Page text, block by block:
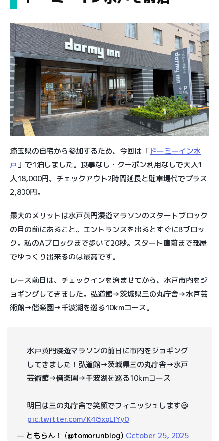
埼玉県の自宅から参加するため、今回は「 ドーミーイン水
戸 」で1泊しました。食事なし・クーポン利用なしで大人1
人18,000円、チェックアウト2時間延長と駐車場代でプラス
2,800円。
最大のメリットは水戸黄門漫遊マラソンのスタートブロック
の目の前にあること。エントランスを出るとすぐにBブロッ
ク。私のAブロックまで歩いて20秒。スタート直前まで部屋
でゆっくり出来るのは最高です。
レース前日は、チェックインを済ませてから、水戸市内をジ
ョギングしてきました。弘道館→茨城県三の丸庁舎→水戸芸
術館→偕楽園→千波湖を巡る10kmコース。
水戸黄門漫遊マラソンの前日に市内をジョギング
してきました！弘道館→茨城県三の丸庁舎→水戸
芸術館→偕楽園→千波湖を巡る10kmコース
明日は三の丸庁舎で笑顔でフィニッシュします😆
pic.twitter.com/K4GxqLIYy0
— ともらん！ (@tomorunblog) October 25, 2025